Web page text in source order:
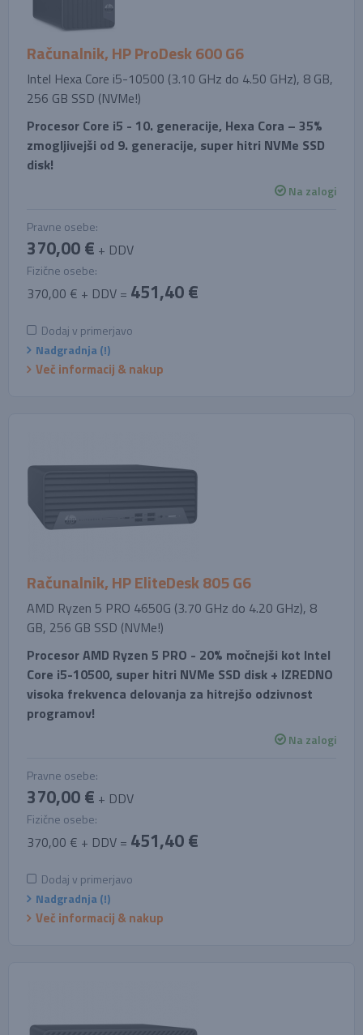
Računalnik, HP ProDesk 600 G6
Intel Hexa Core i5-10500 (3.10 GHz do 4.50 GHz), 8 GB,
256 GB SSD (NVMe!)
Procesor Core i5 - 10. generacije, Hexa Cora – 35%
zmogljivejši od 9. generacije, super hitri NVMe SSD
disk!
Na zalogi
Pravne osebe:
370,00 € + DDV
Fizične osebe:
370,00 € + DDV = 451,40 €
Dodaj v primerjavo
Nadgradnja (!)
Več informacij & nakup
Računalnik, HP EliteDesk 805 G6
AMD Ryzen 5 PRO 4650G (3.70 GHz do 4.20 GHz), 8
GB, 256 GB SSD (NVMe!)
Procesor AMD Ryzen 5 PRO - 20% močnejši kot Intel
Core i5-10500, super hitri NVMe SSD disk + IZREDNO
visoka frekvenca delovanja za hitrejšo odzivnost
programov!
Na zalogi
Pravne osebe:
370,00 € + DDV
Fizične osebe:
370,00 € + DDV = 451,40 €
Dodaj v primerjavo
Nadgradnja (!)
Več informacij & nakup